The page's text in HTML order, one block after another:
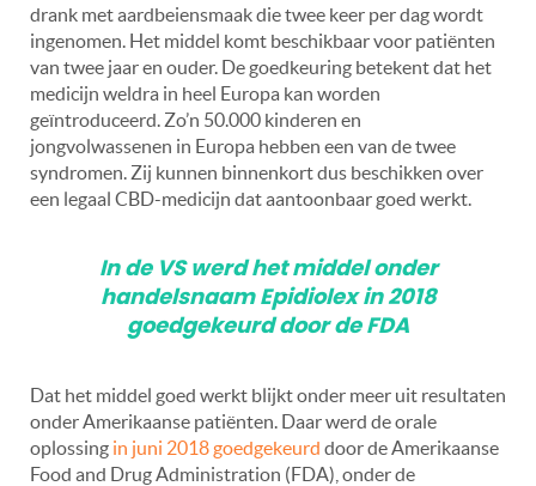
drank met aardbeiensmaak die twee keer per dag wordt
ingenomen. Het middel komt beschikbaar voor patiënten
van twee jaar en ouder. De goedkeuring betekent dat het
medicijn weldra in heel Europa kan worden
geïntroduceerd. Zo’n 50.000 kinderen en
jongvolwassenen in Europa hebben een van de twee
syndromen. Zij kunnen binnenkort dus beschikken over
een legaal CBD-medicijn dat aantoonbaar goed werkt.
In de VS werd het middel onder
handelsnaam Epidiolex in 2018
goedgekeurd door de FDA
Dat het middel goed werkt blijkt onder meer uit resultaten
onder Amerikaanse patiënten. Daar werd de orale
oplossing in juni 2018 goedgekeurd door de Amerikaanse
Food and Drug Administration (FDA), onder de